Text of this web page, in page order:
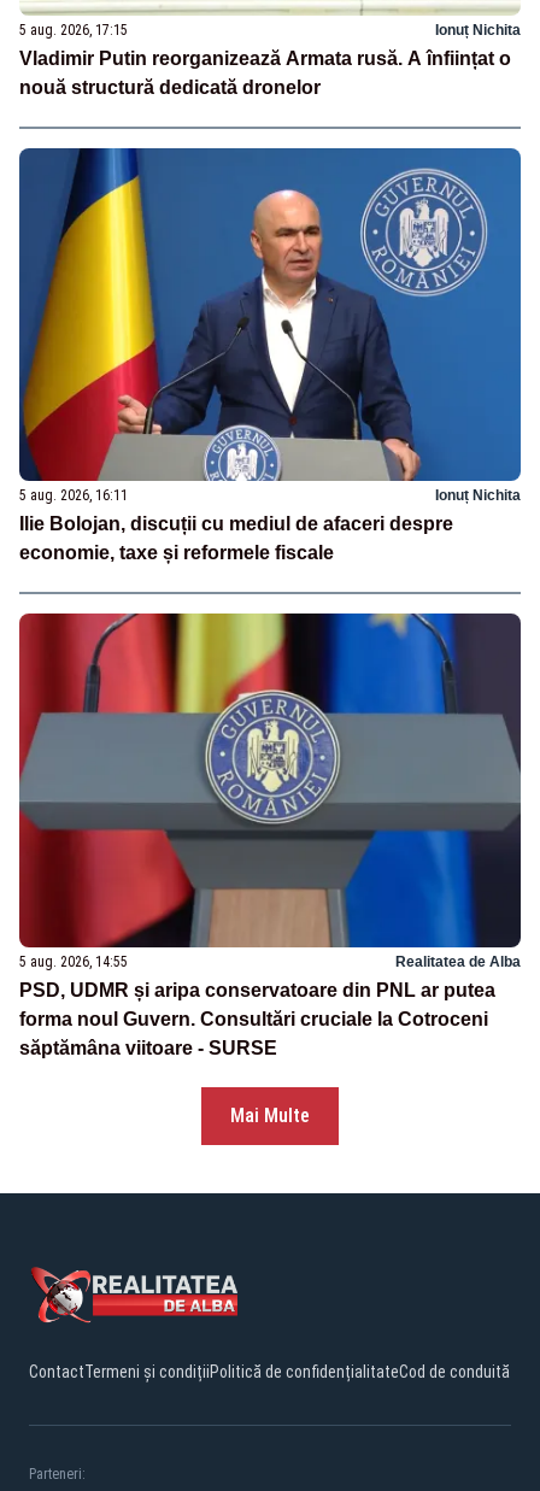
5 aug. 2026, 17:15 Ionuț Nichita
Vladimir Putin reorganizează Armata rusă. A înființat o
nouă structură dedicată dronelor
5 aug. 2026, 16:11 Ionuț Nichita
Ilie Bolojan, discuții cu mediul de afaceri despre
economie, taxe și reformele fiscale
5 aug. 2026, 14:55 Realitatea de Alba
PSD, UDMR și aripa conservatoare din PNL ar putea
forma noul Guvern. Consultări cruciale la Cotroceni
săptămâna viitoare - SURSE
Mai Multe
ContactTermeni și condițiiPolitică de confidențialitateCod de conduită
Parteneri: